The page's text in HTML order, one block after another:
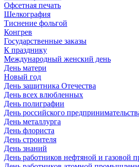
Офсетная печать
Шелкография
Тиснение фольгой
Конгрев
Государственные заказы
К празднику
Международный женский день
День матери
Новый год
День защитника Отечества
День всех влюбленных
День полиграфии
День российского
День металлурга
День флориста
День строителя
День знаний
День работников нефтяной и газовой